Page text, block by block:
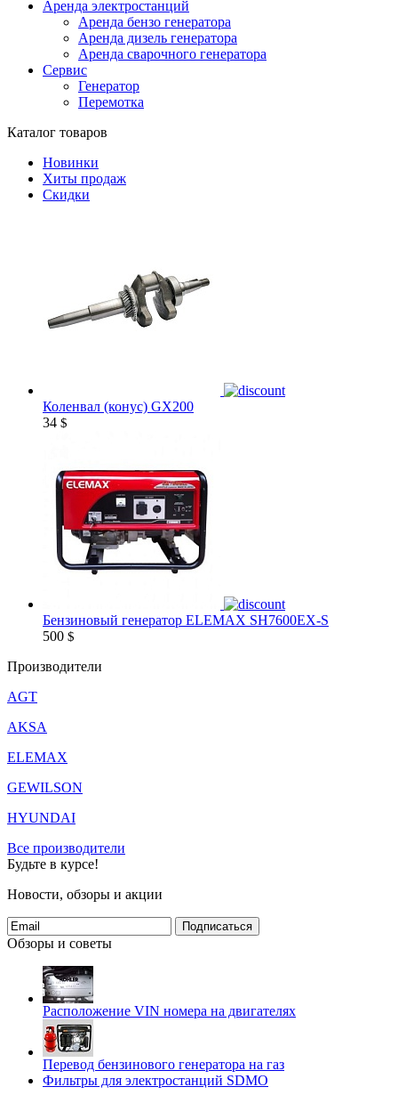
Аренда электростанций
Аренда бензо генератора
Аренда дизель генератора
Аренда сварочного генератора
Сервис
Генератор
Перемотка
Каталог товаров
Новинки
Хиты продаж
Скидки
Коленвал (конус) GX200
34 $
Бензиновый генератор ELEMAX SH7600EX-S
500 $
Производители
AGT
AKSA
ELEMAX
GEWILSON
HYUNDAI
Все производители
Будьте в курсе!
Новости, обзоры и акции
Подписаться
Обзоры и советы
Расположение VIN номера на двигателях
Перевод бензинового генератора на газ
Фильтры для электростанций SDMO